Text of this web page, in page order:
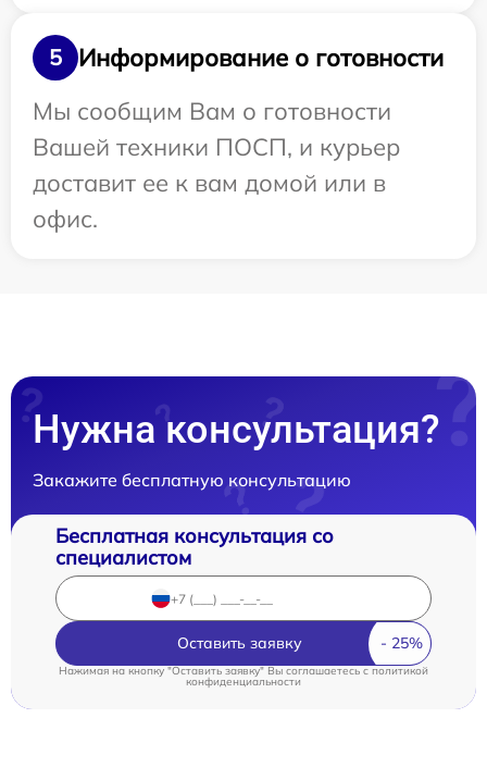
5
Информирование о готовности
Мы сообщим Вам о готовности
Вашей техники ПОСП, и курьер
доставит ее к вам домой или в
офис.
Нужна консультация?
Закажите бесплатную консультацию
Бесплатная консультация со
специалистом
Оставить заявку
Нажимая на кнопку "Оставить заявку" Вы соглашаетесь c политикой
конфиденциальности